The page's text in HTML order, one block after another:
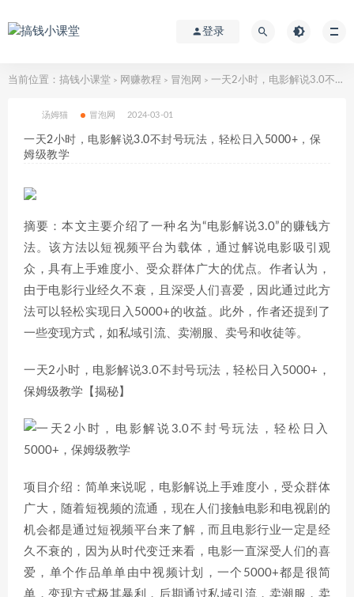
登录
当前位置： 搞钱小课堂 > 网赚教程 > 冒泡网 > 一天2小时，电影解说3.0不封号玩法，轻松日入5000+，保姆级教学
汤姆猫 冒泡网 2024-03-01
一天2小时，电影解说3.0不封号玩法，轻松日入5000+，保
姆级教学
摘要：本文主要介绍了一种名为“电影解说3.0”的赚钱方
法。该方法以短视频平台为载体，通过解说电影吸引观
众，具有上手难度小、受众群体广大的优点。作者认为，
由于电影行业经久不衰，且深受人们喜爱，因此通过此方
法可以轻松实现日入5000+的收益。此外，作者还提到了
一些变现方式，如私域引流、卖潮服、卖号和收徒等。
一天2小时，电影解说3.0不封号玩法，轻松日入5000+，
保姆级教学【揭秘】
项目介绍：简单来说呢，电影解说上手难度小，受众群体
广大，随着短视频的流通，现在人们接触电影和电视剧的
机会都是通过短视频平台来了解，而且电影行业一定是经
久不衰的，因为从时代变迁来看，电影一直深受人们的喜
爱，单个作品单单由中视频计划，一个5000+都是很简
单，变现方式极其暴利，后期通过私域引流，卖潮服，卖